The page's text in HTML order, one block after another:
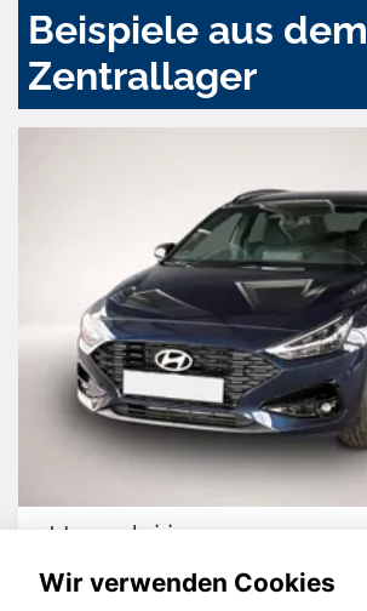
Beispiele aus dem
Zentrallager
Hyundai i30
Wir verwenden Cookies